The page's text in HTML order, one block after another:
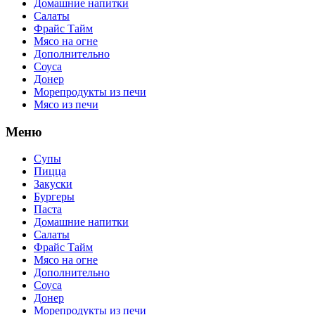
Домашние напитки
Салаты
Фрайс Тайм
Мясо на огне
Дополнительно
Соуса
Донер
Морепродукты из печи
Мясо из печи
Меню
Супы
Пицца
Закуски
Бургеры
Паста
Домашние напитки
Салаты
Фрайс Тайм
Мясо на огне
Дополнительно
Соуса
Донер
Морепродукты из печи